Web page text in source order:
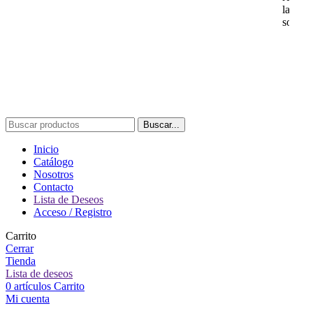
la
Buscar...
Inicio
Catálogo
Nosotros
Contacto
Lista de Deseos
Acceso / Registro
Carrito
Cerrar
Tienda
Lista de deseos
0 artículos Carrito
Mi cuenta